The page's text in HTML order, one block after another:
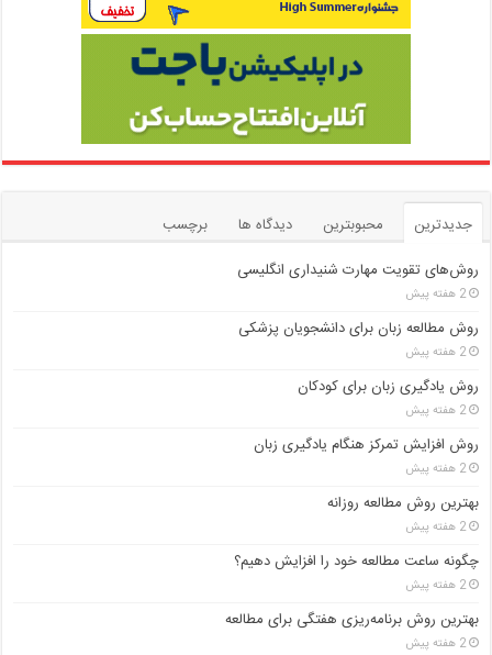
جدیدترین محبوبترین دیدگاه ها
برچسب
روش‌های تقویت مهارت شنیداری انگلیسی
2 هفته پیش
روش مطالعه زبان برای دانشجویان پزشکی
2 هفته پیش
روش یادگیری زبان برای کودکان
2 هفته پیش
روش افزایش تمرکز هنگام یادگیری زبان
2 هفته پیش
بهترین روش مطالعه روزانه
2 هفته پیش
چگونه ساعت مطالعه خود را افزایش دهیم؟
2 هفته پیش
بهترین روش برنامه‌ریزی هفتگی برای مطالعه
2 هفته پیش